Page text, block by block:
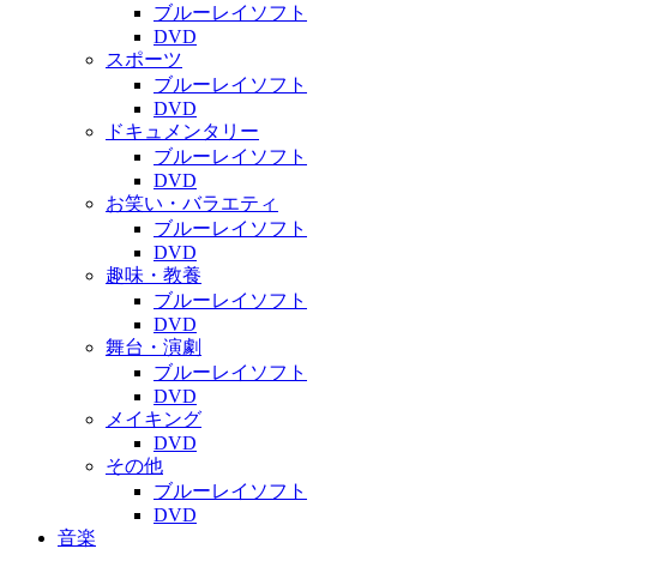
ブルーレイソフト
DVD
スポーツ
ブルーレイソフト
DVD
ドキュメンタリー
ブルーレイソフト
DVD
お笑い・バラエティ
ブルーレイソフト
DVD
趣味・教養
ブルーレイソフト
DVD
舞台・演劇
ブルーレイソフト
DVD
メイキング
DVD
その他
ブルーレイソフト
DVD
音楽